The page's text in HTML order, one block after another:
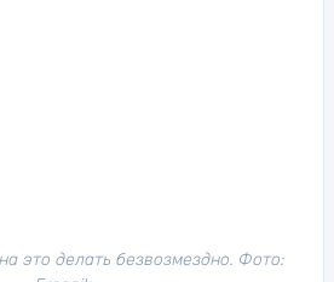
это делать безвозмездно. Фото: